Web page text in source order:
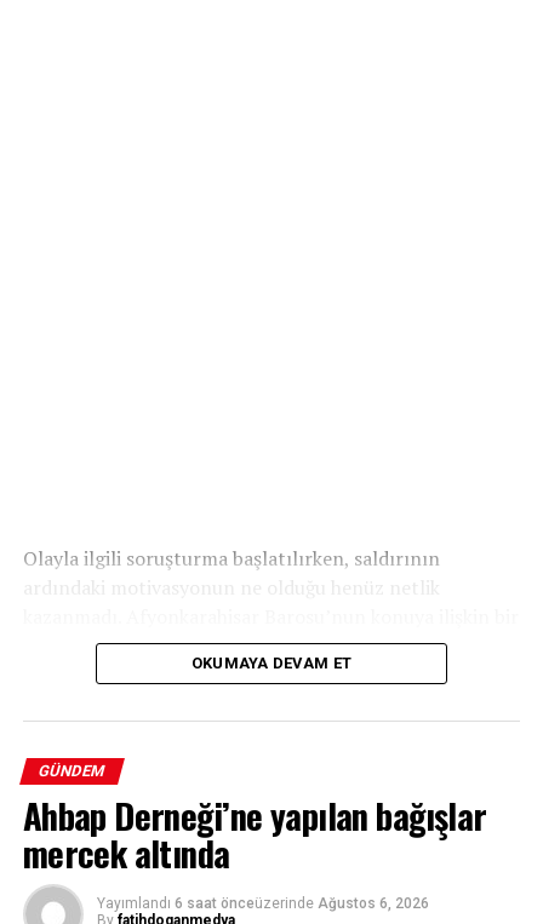
Olayla ilgili soruşturma başlatılırken, saldırının
ardındaki motivasyonun ne olduğu henüz netlik
açıklama yapması bekleniyor.
OKUMAYA DEVAM ET
GÜNDEM
Ahbap Derneği’ne yapılan bağışlar
mercek altında
Yayımlandı 6 saat önceüzerinde Ağustos 6, 2026
By fatihdoganmedya